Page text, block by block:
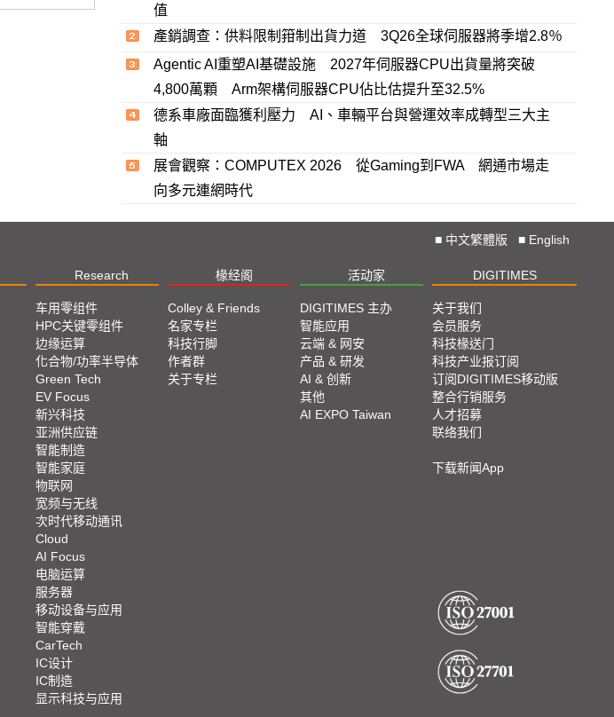
值
產銷調查：供料限制箝制出貨力道 3Q26全球伺服器將季增2.8％
Agentic AI重塑AI基礎設施 2027年伺服器CPU出貨量將突破
4,800萬顆 Arm架構伺服器CPU佔比估提升至32.5%
德系車廠面臨獲利壓力 AI、車輛平台與營運效率成轉型三大主
軸
展會觀察：COMPUTEX 2026 從Gaming到FWA 網通市場走
向多元連網時代
■ 中文繁體版 ■ English
Research 椽经阁 活动家 DIGITIMES
车用零组件
HPC关键零组件
边缘运算
化合物/功率半导体
Green Tech
EV Focus
新兴科技
亚洲供应链
智能制造
智能家庭
物联网
宽频与无线
次时代移动通讯
Cloud
AI Focus
电脑运算
服务器
移动设备与应用
智能穿戴
CarTech
IC设计
IC制造
显示科技与应用
Colley & Friends
名家专栏
科技行脚
作者群
关于专栏
DIGITIMES 主办
智能应用
云端 & 网安
产品 & 研发
AI & 创新
其他
AI EXPO Taiwan
关于我们
会员服务
科技椽送门
科技产业报订阅
订阅DIGITIMES移动版
整合行销服务
人才招募
联络我们
下载新闻App